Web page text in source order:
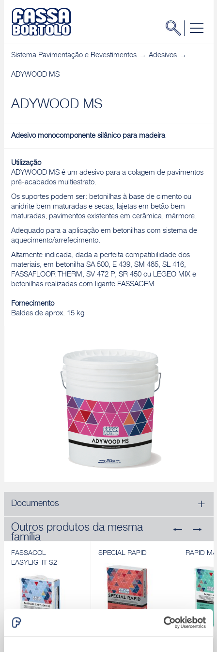
Sistema Pavimentação e Revestimentos Adesivos
ADYWOOD MS
ADYWOOD MS
Adesivo monocomponente silânico para madeira
Utilização
ADYWOOD MS é um adesivo para a colagem de pavimentos
pré-acabados multiestrato.
Os suportes podem ser: betonilhas à base de cimento ou
anidrite bem maturadas e secas, lajetas em betão bem
maturadas, pavimentos existentes em cerâmica, mármore.
Adequado para a aplicação em betonilhas com sistema de
aquecimento/arrefecimento.
Altamente indicada, dada a perfeita compatibilidade dos
materiais, em betonilha SA 500, E 439, SM 485, SL 416,
FASSAFLOOR THERM, SV 472 P, SR 450 ou LEGEO MIX e
betonilhas realizadas com ligante FASSACEM.
Fornecimento
Baldes de aprox. 15 kg
Documentos
Outros produtos da mesma
família
FASSACOL
EASYLIGHT S2
SPECIAL RAPID RAPID